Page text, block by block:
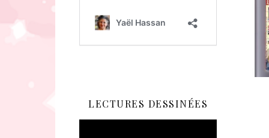
LECTURES DESSINÉES